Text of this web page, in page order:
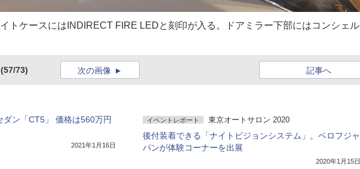
トケースにはINDIRECT FIRE LEDと刻印が入る。ドアミラー下部にはコンシェ
(57/73) 記事へ
次の画像
ン「CT5」 価格は560万円
2021年1月16日
イベントレポート 東京オートサロン 2020
後付装着できる「ナイトビジョンシステム」。ベロフジャ
パンが体験コーナーを出展
2020年1月15日